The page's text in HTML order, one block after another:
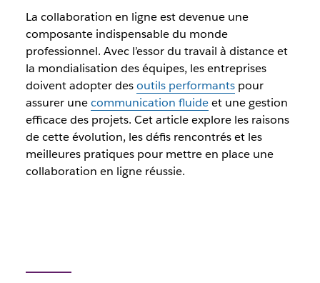
bons outils
La collaboration en ligne est essentielle pour les entreprises
modernes, permettant une communication fluide et une
gestion efficace des équipes.
Par l’équipe Slack
11 juin 2025
La collaboration en ligne est devenue une
composante indispensable du monde
professionnel. Avec l’essor du travail à distance et
la mondialisation des équipes, les entreprises
doivent adopter desoutils performantspour
assurer unecommunication fluideet une gestion
efficace des projets. Cet article explore les raisons
de cette évolution, les défis rencontrés et les
meilleures pratiques pour mettre en place une
collaboration en ligne réussie.